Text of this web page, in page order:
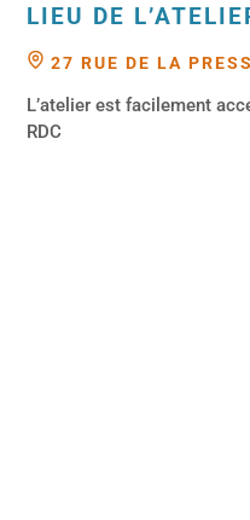
LIEU DE
27 RUE DE LA
L’atelier est facilement
RDC